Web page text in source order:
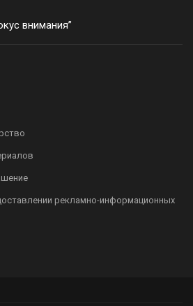
внимания”
рекламно-информационных